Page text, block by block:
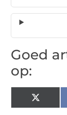
Goed
op:
X